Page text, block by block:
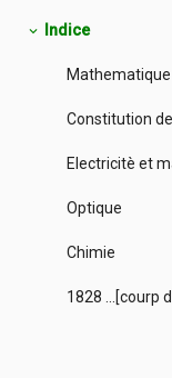
expand_more Indice
Constitution
Electricitè et
Optique
Chimie
1828 ...[courp